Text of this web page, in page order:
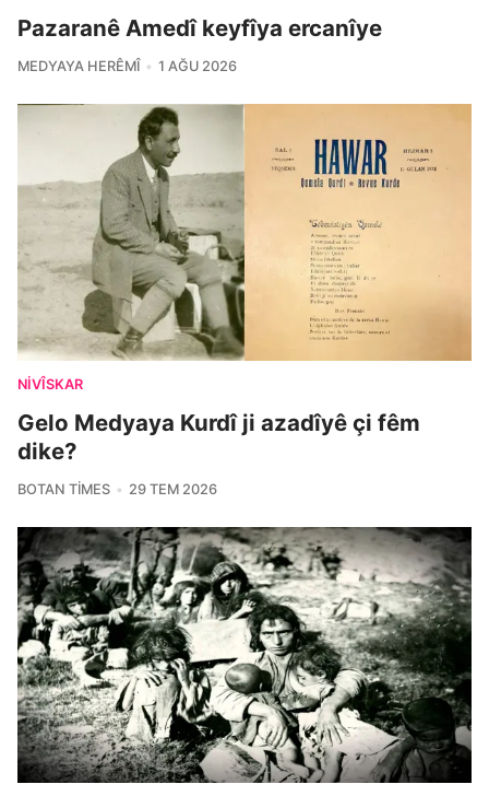
Pazaranê Amedî keyfîya ercanîye
MEDYAYA HERÊMÎ 1 AĞU 2026
NIVÎSKAR
Gelo Medyaya Kurdî ji azadîyê çi fêm
dike?
BOTAN TIMES 29 TEM 2026